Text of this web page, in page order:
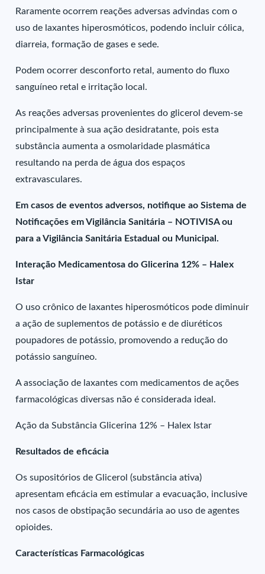
Raramente ocorrem reações adversas advindas com o
uso de laxantes hiperosmóticos, podendo incluir cólica,
diarreia, formação de gases e sede.
Podem ocorrer desconforto retal, aumento do fluxo
sanguíneo retal e irritação local.
As reações adversas provenientes do glicerol devem-se
principalmente à sua ação desidratante, pois esta
substância aumenta a osmolaridade plasmática
resultando na perda de água dos espaços
extravasculares.
Em casos de eventos adversos, notifique ao Sistema de
Notificações em Vigilância Sanitária – NOTIVISA ou
para a Vigilância Sanitária Estadual ou Municipal.
Interação Medicamentosa do Glicerina 12% – Halex
Istar
O uso crônico de laxantes hiperosmóticos pode diminuir
a ação de suplementos de potássio e de diuréticos
poupadores de potássio, promovendo a redução do
potássio sanguíneo.
A associação de laxantes com medicamentos de ações
farmacológicas diversas não é considerada ideal.
Ação da Substância Glicerina 12% – Halex Istar
Resultados de eficácia
Os supositórios de Glicerol (substância ativa)
apresentam eficácia em estimular a evacuação, inclusive
nos casos de obstipação secundária ao uso de agentes
opioides.
Características Farmacológicas